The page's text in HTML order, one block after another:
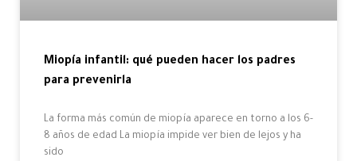
Miopía infantil: qué pueden hacer los padres
para prevenirla
La forma más común de miopía aparece en torno a los 6-
8 años de edad La miopía impide ver bien de lejos y ha
sido